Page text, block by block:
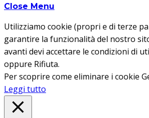
Close Menu
Utilizziamo cookie (propri e di terze
garantire la funzionalità del nostro
avanti devi accettare le condizioni di
oppure Rifiuta.
Per scoprire come eliminare i cookie
Leggi tutto